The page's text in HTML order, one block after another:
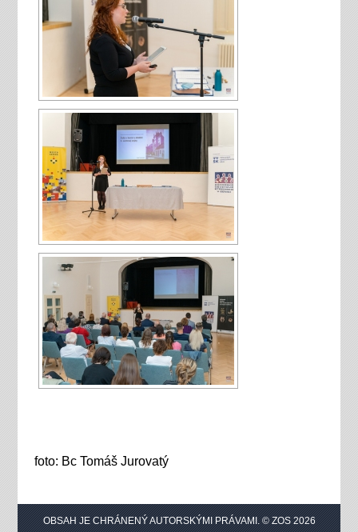
foto: Bc Tomáš Jurovatý
OBSAH JE CHRÁNENÝ AUTORSKÝMI PRÁVAMI. © ZOS 2026